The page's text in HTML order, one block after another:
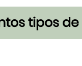
tipos de